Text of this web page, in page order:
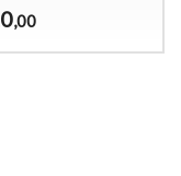
,00